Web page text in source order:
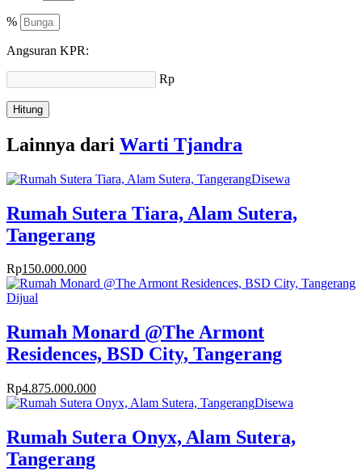
%
Angsuran KPR:
Rp
Hitung
Lainnya dari Warti Tjandra
Disewa
Rumah Sutera Tiara, Alam Sutera,
Tangerang
Rp150.000.000
Dijual
Rumah Monard @The Armont
Residences, BSD City, Tangerang
Rp4.875.000.000
Disewa
Rumah Sutera Onyx, Alam Sutera,
Tangerang